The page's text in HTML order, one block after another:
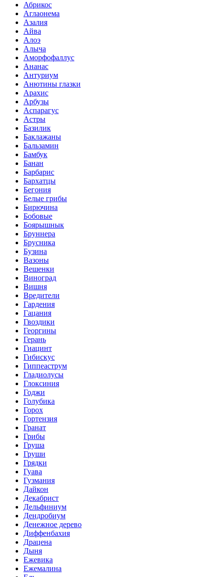
Абрикос
Аглаонема
Азалия
Айва
Алоэ
Алыча
Аморфофаллус
Ананас
Антуриум
Анютины глазки
Арахис
Арбузы
Аспарагус
Астры
Базилик
Баклажаны
Бальзамин
Бамбук
Банан
Барбарис
Бархатцы
Бегония
Белые грибы
Бирючина
Бобовые
Боярышнык
Бруннера
Брусника
Бузина
Вазоны
Вешенки
Виноград
Вишня
Вредители
Гардения
Гацания
Гвоздики
Георгины
Герань
Гиацинт
Гибискус
Гиппеаструм
Гладиолусы
Глоксиния
Годжи
Голубика
Горох
Гортензия
Гранат
Грибы
Груша
Груши
Грядки
Гуава
Гузмания
Дайкон
Декабрист
Дельфиниум
Дендробиум
Денежное дерево
Диффенбахия
Драцена
Дыня
Ежевика
Ежемалина